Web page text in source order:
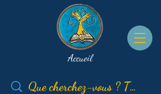
Accueil